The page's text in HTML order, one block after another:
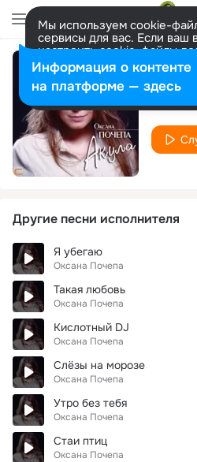
Мы используем cookie-
сервисы для вас. Если ваш
настроить cookie-файлы
представитель. Больше
Разрешить все Жена
Оксана
Другие песни исполнителя
Я убегаю
Оксана Почепа
Такая любовь
Оксана Почепа
Кислотный DJ
Оксана Почепа
Слёзы на морозе
Оксана Почепа
Утро без тебя
Оксана Почепа
Стаи птиц
Оксана Почепа
Информация о контенте
на платформе — здесь